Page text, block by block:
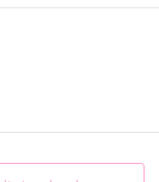
cantidad